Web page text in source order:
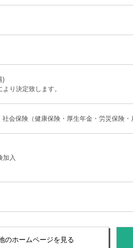
)
り決定致します。
会保険（健康保険・厚生年金・労災保険
加入
のホームページを見る